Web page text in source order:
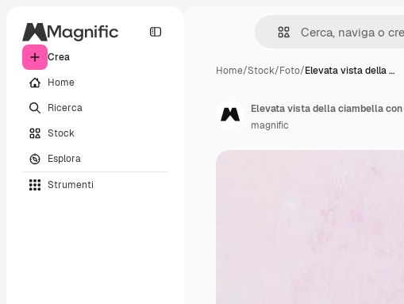
Crea
Home
Ricerca
Stock
Esplora
Strumenti
Home/Stock/Foto/Elevata vista della …
Elevata vista della ciambella
magnific